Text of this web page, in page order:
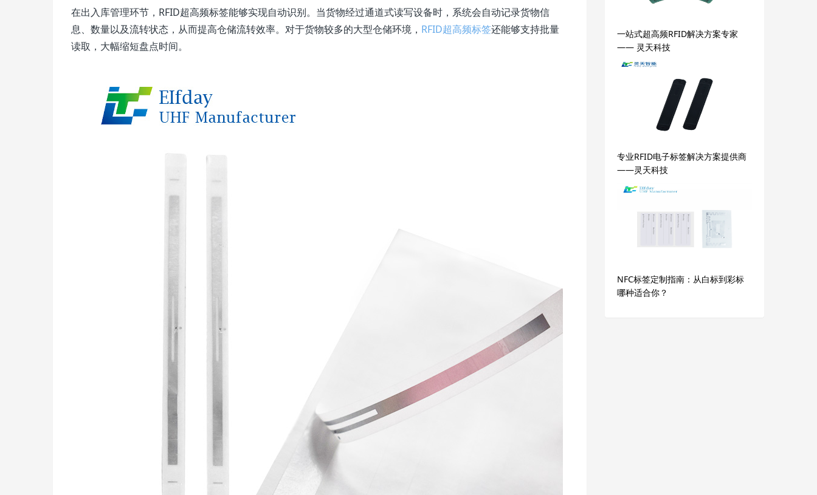
在出入库管理环节，RFID超高频标签能够实现自动识别。当货物经过通道式读写设备时，系统会自动记录货物信
息、数量以及流转状态，从而提高仓储流转效率。对于货物较多的大型仓储环境， RFID超高频标签还能够支持批量
读取，大幅缩短盘点时间。
一站式超高频RFID解决方案专家
—— 灵天科技
专业RFID电子标签解决方案提供商
——灵天科技
NFC标签定制指南：从白标到彩标
哪种适合你？